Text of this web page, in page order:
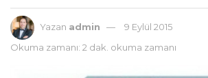
Yazan admin
9 Eylül 2015
Okuma zamanı: 2 dak. okuma zamanı